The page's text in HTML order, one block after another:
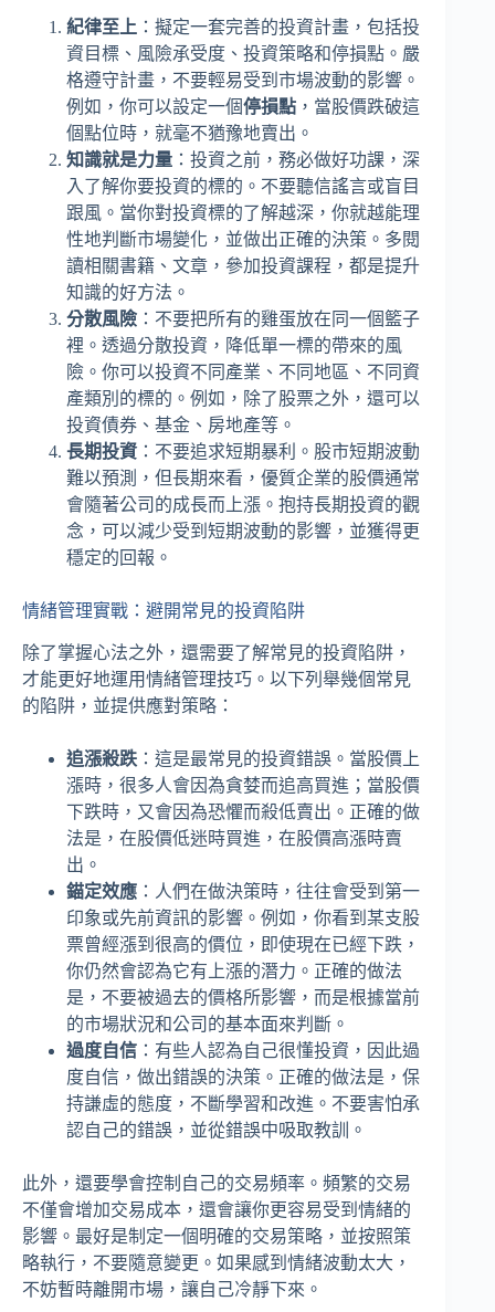
紀律至上 ：擬定一套完善的投資計畫，包括投
資目標、風險承受度、投資策略和停損點。嚴
格遵守計畫，不要輕易受到市場波動的影響。
例如，你可以設定一個停損點 ，當股價跌破這
個點位時，就毫不猶豫地賣出。
知識就是力量 ：投資之前，務必做好功課，深
入了解你要投資的標的。不要聽信謠言或盲目
跟風。當你對投資標的了解越深，你就越能理
性地判斷市場變化，並做出正確的決策。多閱
讀相關書籍、文章，參加投資課程，都是提升
知識的好方法。
分散風險 ：不要把所有的雞蛋放在同一個籃子
裡。透過分散投資，降低單一標的帶來的風
險。你可以投資不同產業、不同地區、不同資
產類別的標的。例如，除了股票之外，還可以
投資債券、基金、房地產等。
長期投資 ：不要追求短期暴利。股市短期波動
難以預測，但長期來看，優質企業的股價通常
會隨著公司的成長而上漲。抱持長期投資的觀
念，可以減少受到短期波動的影響，並獲得更
穩定的回報。
情緒管理實戰：避開常見的投資陷阱
除了掌握心法之外，還需要了解常見的投資陷阱，
才能更好地運用情緒管理技巧。以下列舉幾個常見
的陷阱，並提供應對策略：
追漲殺跌 ：這是最常見的投資錯誤。當股價上
漲時，很多人會因為貪婪而追高買進；當股價
下跌時，又會因為恐懼而殺低賣出。正確的做
法是，在股價低迷時買進，在股價高漲時賣
出。
錨定效應 ：人們在做決策時，往往會受到第一
印象或先前資訊的影響。例如，你看到某支股
票曾經漲到很高的價位，即使現在已經下跌，
你仍然會認為它有上漲的潛力。正確的做法
是，不要被過去的價格所影響，而是根據當前
的市場狀況和公司的基本面來判斷。
過度自信 ：有些人認為自己很懂投資，因此過
度自信，做出錯誤的決策。正確的做法是，保
持謙虛的態度，不斷學習和改進。不要害怕承
認自己的錯誤，並從錯誤中吸取教訓。
此外，還要學會控制自己的交易頻率。頻繁的交易
不僅會增加交易成本，還會讓你更容易受到情緒的
影響。最好是制定一個明確的交易策略，並按照策
略執行，不要隨意變更。如果感到情緒波動太大，
不妨暫時離開市場，讓自己冷靜下來。